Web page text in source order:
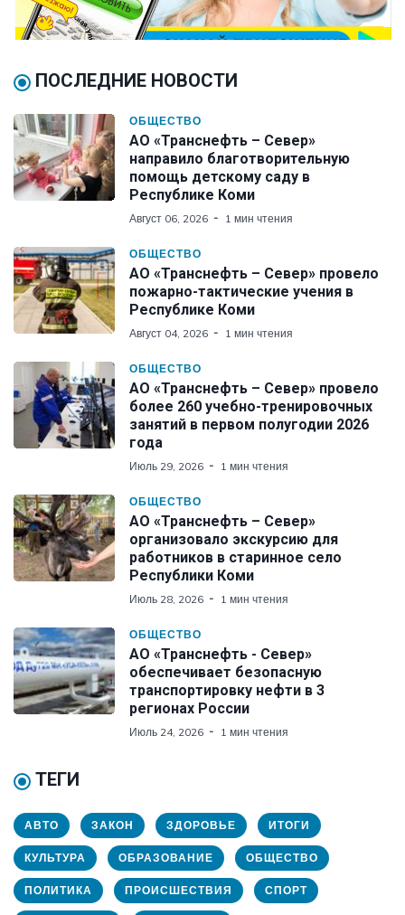
ПОСЛЕДНИЕ НОВОСТИ
ОБЩЕСТВО
АО «Транснефть – Север»
направило благотворительную
помощь детскому саду в
Республике Коми
Август 06, 2026 1 мин чтения
ОБЩЕСТВО
АО «Транснефть – Север» провело
пожарно-тактические учения в
Республике Коми
Август 04, 2026 1 мин чтения
ОБЩЕСТВО
АО «Транснефть – Север» провело
более 260 учебно-тренировочных
занятий в первом полугодии 2026
года
Июль 29, 2026 1 мин чтения
ОБЩЕСТВО
АО «Транснефть – Север»
организовало экскурсию для
работников в старинное село
Республики Коми
Июль 28, 2026 1 мин чтения
ОБЩЕСТВО
АО «Транснефть - Север»
обеспечивает безопасную
транспортировку нефти в 3
регионах России
Июль 24, 2026 1 мин чтения
ТЕГИ
АВТО ЗАКОН ЗДОРОВЬЕ ИТОГИ
КУЛЬТУРА ОБРАЗОВАНИЕ ОБЩЕСТВО
ПОЛИТИКА ПРОИСШЕСТВИЯ СПОРТ